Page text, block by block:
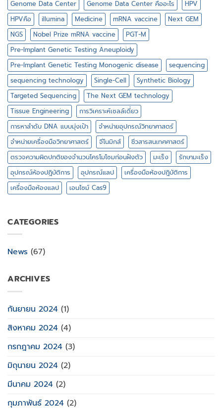
Genome Data Center
Genome Data Center คืออะไร
HPV
HPVคือ
illumina Medicine mRNA vaccine
Next GEM
NGS
Nobel Prize mRNA vaccine
PGT-M
Pre-Implant Genetic Testing Aneuploidy
Pre-Implant Genetic Testing Monogenic disease
sequencing
sequencing technology
Single-Cell
Synthetic Biology
Targeted Sequencing
The Next GEM technology
Tissue Engineering
การวิเคราะห์เซลล์เดี่ยว
การหาลำดับ DNA แบบมุ่งเป้า
จำหน่ายอุปกรณ์วิทยาศาสตร์
จำหน่ายเครื่องมือวิทยาศาสตร์
จีโนมิกส์
ชีวสารสนเทศศาสตร์
ตรวจความผิดปกติของจำนวนโครโมโซมก่อนฝังตัว
มะเร็ง
รักษามะเร็ง
อุปกรณ์ห้องปฎิบัติการ
อุปกรณ์แลป
เครื่องมือห้องปฎิบัติการ
เครื่องมือห้องแลป
เอนไซม์ Cas9
CATEGORIES
News (67)
ARCHIVES
กันยายน 2024 (1)
สิงหาคม 2024 (4)
กรกฎาคม 2024 (3)
มิถุนายน 2024 (2)
มีนาคม 2024 (2)
กุมภาพันธ์ 2024 (2)